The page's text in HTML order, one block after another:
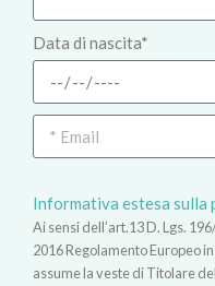
Data di nascita*
Informativa estesa sulla
Ai sensi dell’art.13 D. Lgs.
2016 Regolamento Europeo
assume la veste di Titolare